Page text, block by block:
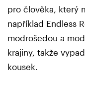
pro člověka, který
například Endless
modrošedou a
krajiny, takže
kousek.